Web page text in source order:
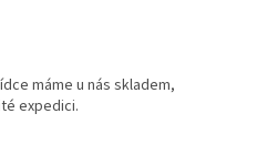
máme u nás skladem,
expedici.